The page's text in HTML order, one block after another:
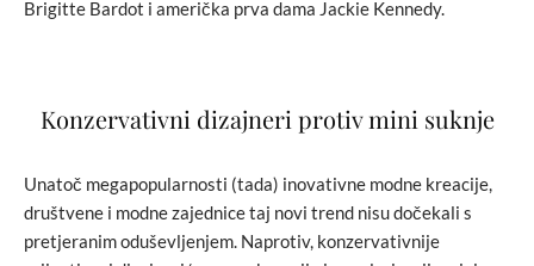
Brigitte Bardot i američka prva dama Jackie Kennedy.
Konzervativni dizajneri protiv mini suknje
Unatoč megapopularnosti (tada) inovativne modne kreacije,
društvene i modne zajednice taj novi trend nisu dočekali s
pretjeranim oduševljenjem. Naprotiv, konzervativnije